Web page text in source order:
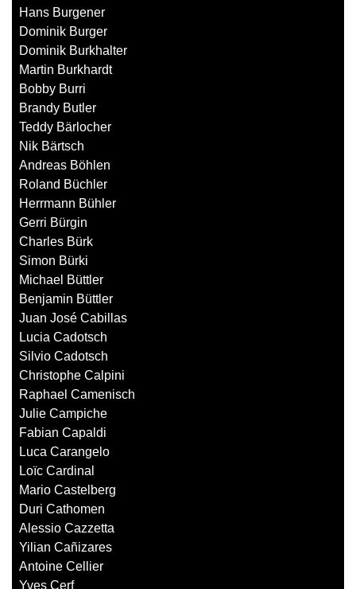
Hans Burgener
Dominik Burger
Dominik Burkhalter
Martin Burkhardt
Bobby Burri
Brandy Butler
Teddy Bärlocher
Nik Bärtsch
Andreas Böhlen
Roland Büchler
Herrmann Bühler
Gerri Bürgin
Charles Bürk
Simon Bürki
Michael Büttler
Benjamin Büttler
Juan José Cabillas
Lucia Cadotsch
Silvio Cadotsch
Christophe Calpini
Raphael Camenisch
Julie Campiche
Fabian Capaldi
Luca Carangelo
Loïc Cardinal
Mario Castelberg
Duri Cathomen
Alessio Cazzetta
Yilian Cañizares
Antoine Cellier
Yves Cerf